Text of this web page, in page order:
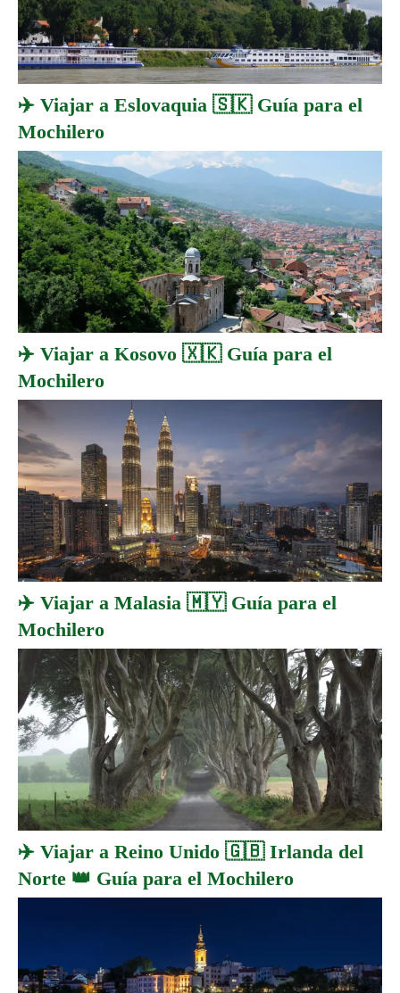
✈️ Viajar a Eslovaquia 🇸🇰 Guía para el
Mochilero
✈️ Viajar a Kosovo 🇽🇰 Guía para el
Mochilero
✈️ Viajar a Malasia 🇲🇾 Guía para el
Mochilero
✈️ Viajar a Reino Unido 🇬🇧 Irlanda del
Norte 👑 Guía para el Mochilero